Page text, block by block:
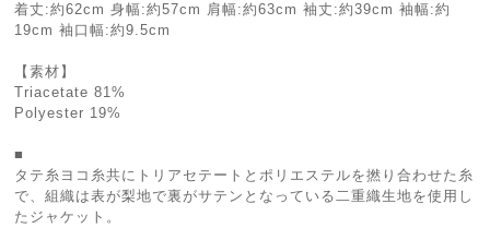
着丈:約62cm 身幅:約57cm 肩幅:約63cm 袖丈:約39cm 袖幅:約
19cm 袖口幅:約9.5cm
【素材】
Triacetate 81%
Polyester 19%
■
タテ糸ヨコ糸共にトリアセテートとポリエステルを撚り合わせた糸
で、組織は表が梨地で裏がサテンとなっている二重織生地を使用し
たジャケット。